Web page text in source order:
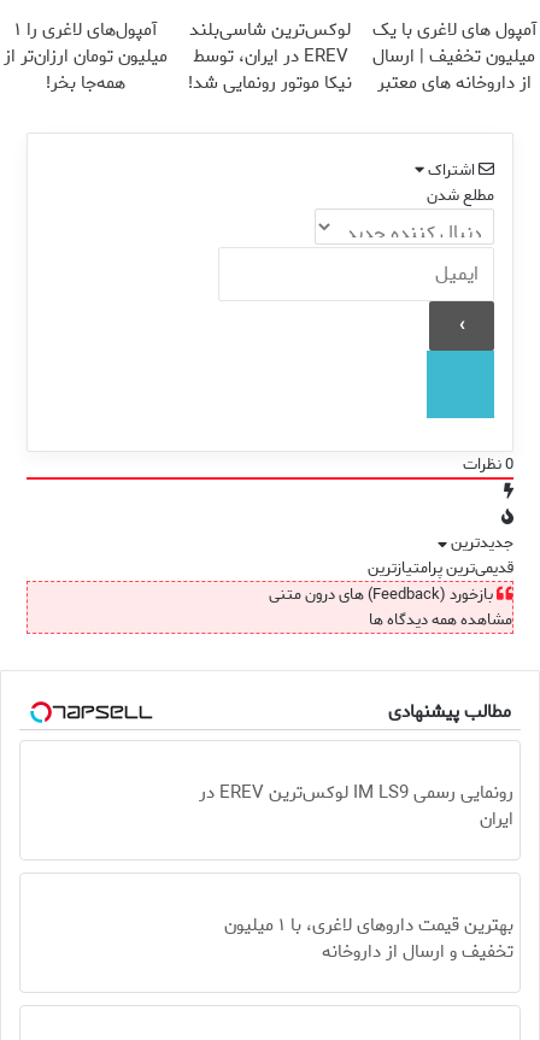
آمپول های لاغری با یک
میلیون تخفیف | ارسال
از داروخانه های معتبر
لوکس‌ترین شاسی‌بلند
EREV در ایران، توسط
نیکا موتور رونمایی شد!
آمپول‌های لاغری را ۱
میلیون تومان ارزان‌تر از
همه‌جا بخر!
اشتراک
مطلع شدن
0نظرات
جدیدترین
قدیمی‌ترینپرامتیازترین
بازخورد (Feedback) های درون متنی
مشاهده همه دیدگاه ها
مطالب پیشنهادی
رونمایی رسمی IM LS9 لوکس‌ترین EREV در
ایران
بهترین قیمت داروهای لاغری، با ۱ میلیون
تخفیف و ارسال از داروخانه‌